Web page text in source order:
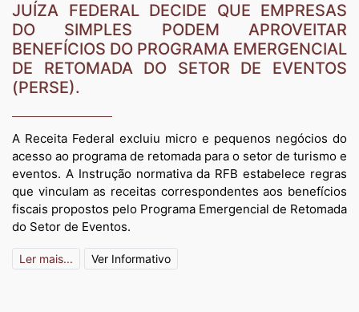
JUÍZA FEDERAL DECIDE QUE EMPRESAS
DO SIMPLES PODEM APROVEITAR
BENEFÍCIOS DO PROGRAMA EMERGENCIAL
DE RETOMADA DO SETOR DE EVENTOS
(PERSE).
A Receita Federal excluiu micro e pequenos negócios do
acesso ao programa de retomada para o setor de turismo e
eventos. A Instrução normativa da RFB estabelece regras
que vinculam as receitas correspondentes aos benefícios
fiscais propostos pelo Programa Emergencial de Retomada
do Setor de Eventos.
Ler mais... Ver Informativo